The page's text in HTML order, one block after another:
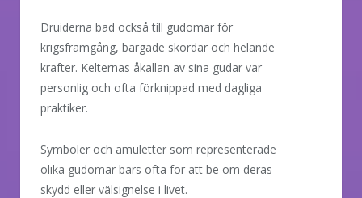
Druiderna bad också till gudomar för
krigsframgång, bärgade skördar och helande
krafter. Kelternas åkallan av sina gudar var
personlig och ofta förknippad med dagliga
praktiker.
Symboler och amuletter som representerade
olika gudomar bars ofta för att be om deras
skydd eller välsignelse i livet.